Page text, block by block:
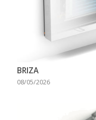
BRIZA
08/05/2026